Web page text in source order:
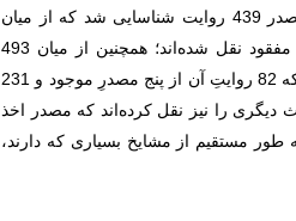
اساس برخی شواهد، از میان 478 روایت کتاب الغیبه نعمانی، مصدر 439 روایت شناسایی شد که از میان
آن‌ها، 85 روایت از دو مصدرِ موجود و 354 روایت از 21 مصدرِ مفقود نقل شده‌اند؛ همچنین از میان 493
روایت کتاب الغیبه شیخ طوسی، مصدر 313 روایت شناسایی شد که 82 روایتِ آن از پنج مصدرِ موجود و 231
را نیز نقل کرده‌اند که مصدر اخذ
طور مستقیم از مشایخ بسیاری که دارند،